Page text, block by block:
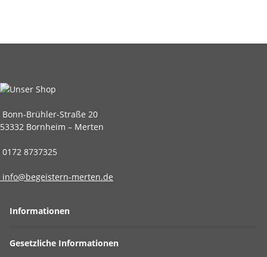
Bonn-Brühler-Straße 20
53332 Bornheim – Merten
0172 8737325
info@begeistern-merten.de
Informationen
Gesetzliche Informationen